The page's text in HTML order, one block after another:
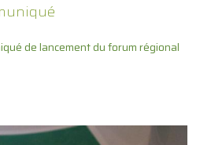
de lancement du forum régional